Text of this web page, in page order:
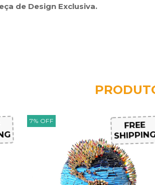
de Design Exclusiva.
7% OFF FREE
SHIPPING